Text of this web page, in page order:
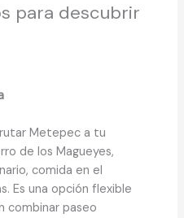
para descubrir
Metepec a tu
de los Magueyes,
comida en el
Es una opción flexible
combinar paseo